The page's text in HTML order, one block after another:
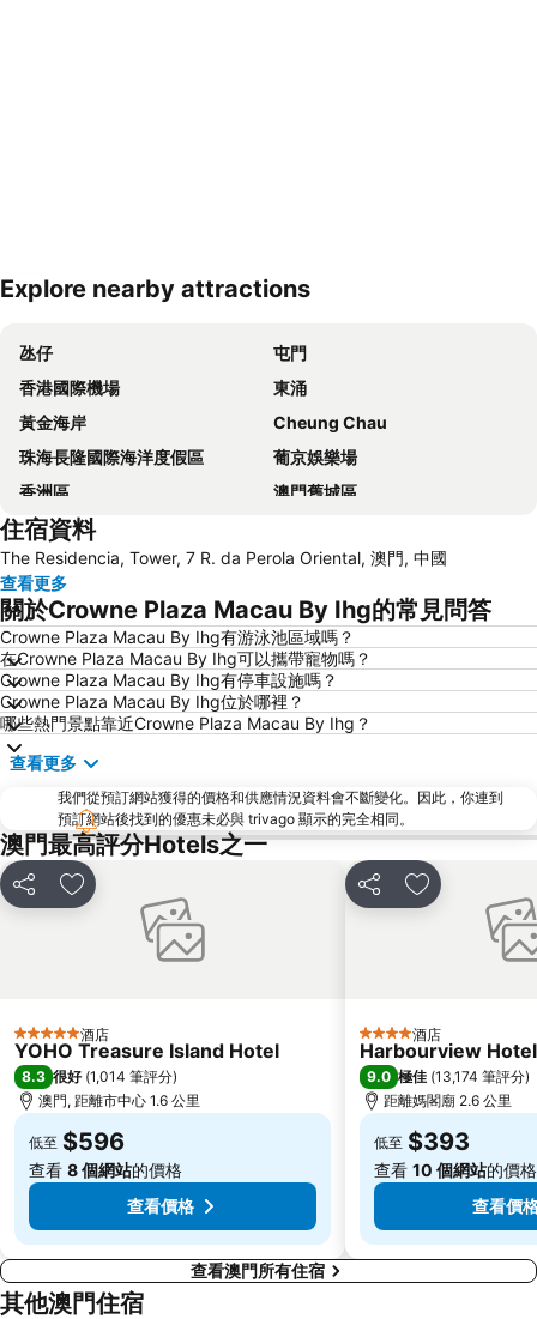
展開地圖
Explore nearby attractions
氹仔
屯門
香港國際機場
東涌
黃金海岸
Cheung Chau
珠海長隆國際海洋度假區
葡京娛樂場
香洲區
澳門舊城區
珠海拱北汽車客運站
大三巴牌坊
澳門漁人碼頭
香港屯門
情侣路
珠海灣仔碼頭
新馬路
Gongkoubeian
澳門外港客運碼頭
澳門格蘭披治大賽車
澳門旅遊塔
斗門區
珠海金灣機場
金灣區
議事廳前地
大嶼山
珠海景山公園
澳門國際機場
金蓮花廣場
Zhuhai xiangzhou coach station
Tai O
Chimelong International Ocean Tourist Resort
井岸
Asia World Expo Center
珠海美人魚雕像
Casino Babylon
Zhuhai Sandie Waterfalls
The Third Affiliated Hospital Sun YatSen University
Sun Yat-sen University
Flora Gardens
International Youth Dance Festival
住宿資料
The Residencia, Tower, 7 R. da Perola Oriental, 澳門, 中國
查看更多
關於Crowne Plaza Macau By Ihg的常見問答
Crowne Plaza Macau By Ihg有游泳池區域嗎？
在Crowne Plaza Macau By Ihg可以攜帶寵物嗎？
Crowne Plaza Macau By Ihg有停車設施嗎？
Crowne Plaza Macau By Ihg位於哪裡？
哪些熱門景點靠近Crowne Plaza Macau By Ihg？
查看更多
我們從預訂網站獲得的價格和供應情況資料會不斷變化。因此，你連到
預訂網站後找到的優惠未必與 trivago 顯示的完全相同。
澳門最高評分Hotels之一
分享 放到收藏夾
5 星級 酒店
YOHO Treasure Island Hotel
8.3 很好 (1,014 筆評分)
澳門, 距離市中心 1.6 公里
低至 $596
查看 8 個網站的價格
查看價格
分享 放到收藏夾
4 星級 酒店
Harbourview
9.0 極佳 (13,174 筆評分)
距離媽閣廟 2.6 公里
低至 $393
查看 10 個網站的價格
查看價
查看澳門所有住宿
其他澳門住宿